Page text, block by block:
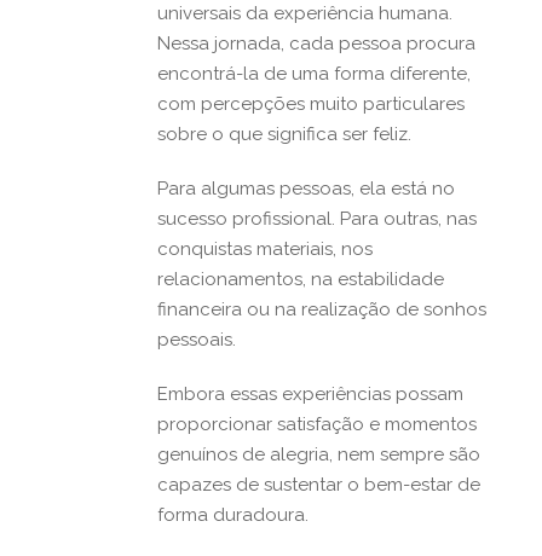
universais da experiência humana.
Nessa jornada, cada pessoa procura
encontrá-la de uma forma diferente,
com percepções muito particulares
sobre o que significa ser feliz.
Para algumas pessoas, ela está no
sucesso profissional. Para outras, nas
conquistas materiais, nos
relacionamentos, na estabilidade
financeira ou na realização de sonhos
pessoais.
Embora essas experiências possam
proporcionar satisfação e momentos
genuínos de alegria, nem sempre são
capazes de sustentar o bem-estar de
forma duradoura.